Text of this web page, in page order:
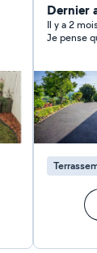
escaliers, etc...) -
et
usées,
de
Dernier
Il y a 2